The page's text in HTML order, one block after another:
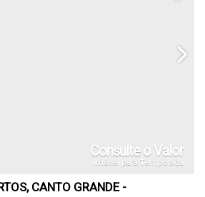
Consulte o Valor
Imóvel para Temporada
CANTO GRANDE -